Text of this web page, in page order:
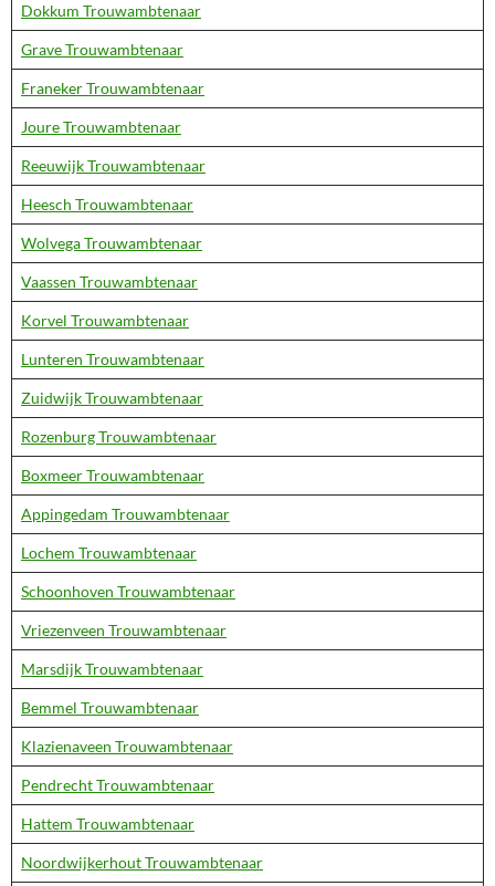
Dokkum Trouwambtenaar
Grave Trouwambtenaar
Franeker Trouwambtenaar
Joure Trouwambtenaar
Reeuwijk Trouwambtenaar
Heesch Trouwambtenaar
Wolvega Trouwambtenaar
Vaassen Trouwambtenaar
Korvel Trouwambtenaar
Lunteren Trouwambtenaar
Zuidwijk Trouwambtenaar
Rozenburg Trouwambtenaar
Boxmeer Trouwambtenaar
Appingedam Trouwambtenaar
Lochem Trouwambtenaar
Schoonhoven Trouwambtenaar
Vriezenveen Trouwambtenaar
Marsdijk Trouwambtenaar
Bemmel Trouwambtenaar
Klazienaveen Trouwambtenaar
Pendrecht Trouwambtenaar
Hattem Trouwambtenaar
Noordwijkerhout Trouwambtenaar